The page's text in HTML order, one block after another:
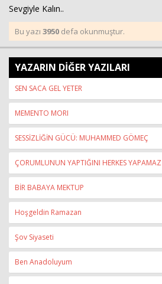
Sevgiyle Kalın..
Bu yazı 3950 defa okunmuştur.
YAZARIN DİĞER YAZILARI
SEN SACA GEL YETER
MEMENTO MORI
SESSİZLİĞİN GÜCÜ: MUHAMMED GÖMEÇ
ÇORUMLUNUN YAPTIĞINI HERKES YAPAMAZ
BİR BABAYA MEKTUP
Hoşgeldin Ramazan
Şov Siyaseti
Ben Anadoluyum